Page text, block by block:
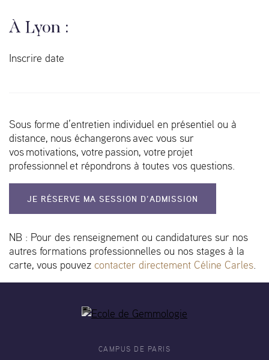
À Lyon :
Inscrire date
Sous forme d’entretien individuel en présentiel ou à
distance, nous échangerons avec vous sur
vos motivations, votre passion, votre projet
professionnel et répondrons à toutes vos questions.
JE RÉSERVE MA SESSION D’ADMISSION
NB : Pour des renseignement ou candidatures sur nos
autres formations professionnelles ou nos stages à la
carte, vous pouvez contacter directement Céline Carles.
CAMPUS DE PARIS